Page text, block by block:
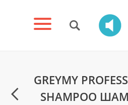
GREYMY
SHAMPOO